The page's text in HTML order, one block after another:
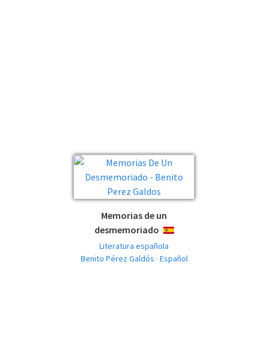
Memorias de un
desmemoriado
ESPAÑOL
Literatura española
Benito Pérez Galdós · Español